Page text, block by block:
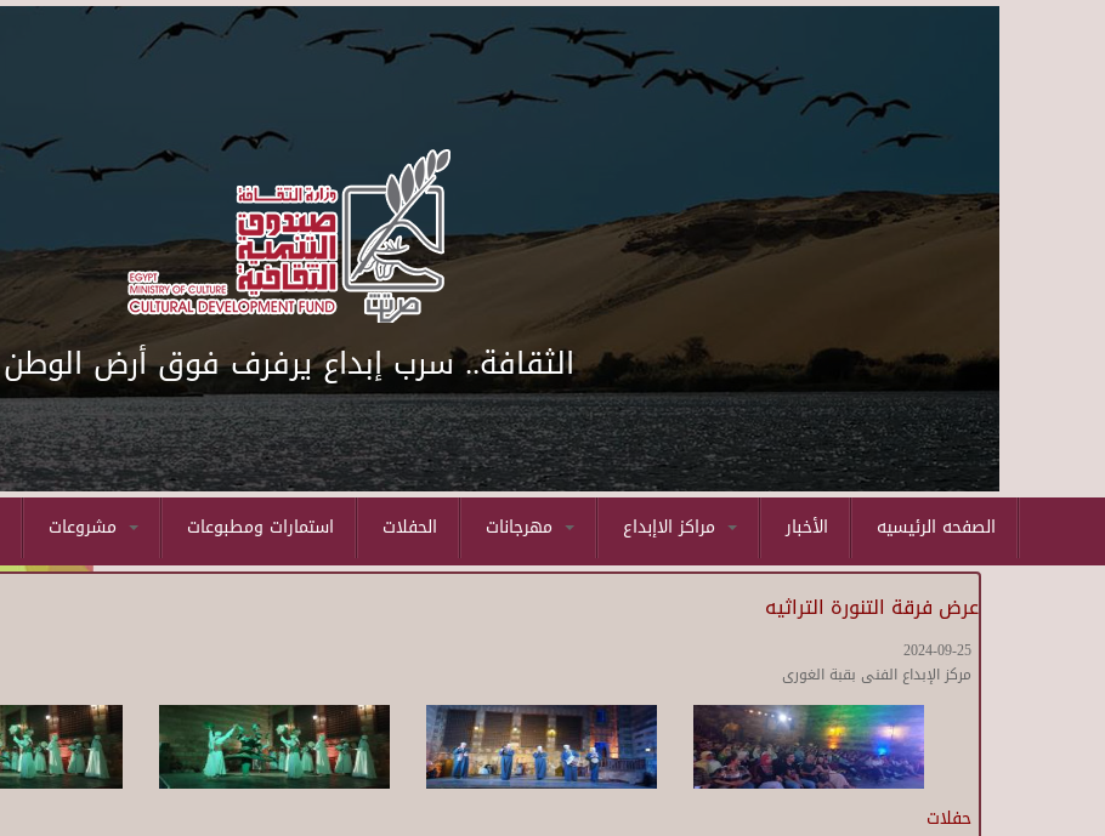
الثقافة.. سرب إبداع يرفرف فوق أرض الوطن
استمارات ومطبوعات الحفلات الأخبار الصفحه الرئيسيه
عرض فرقة التنورة التراثيه
2024-09-25
مركز الإبداع الفنى بقبة الغورى
حفلات